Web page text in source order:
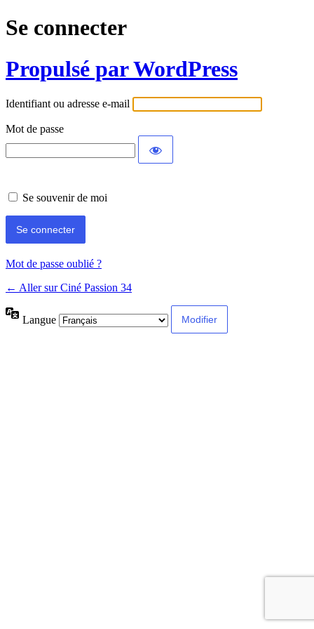
Se connecter
Propulsé par WordPress
Identifiant ou adresse e-mail
Mot de passe
Se souvenir de moi
Mot de passe oublié ?
← Aller sur Ciné Passion 34
Langue